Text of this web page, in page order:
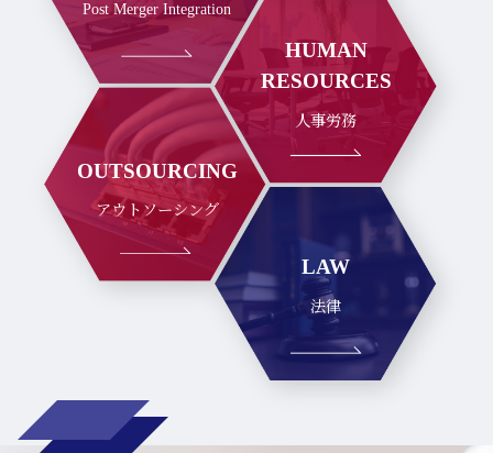
Post Merger Integration
HUMAN
RESOURCES
人事労務
OUTSOURCING
アウトソーシング
LAW
法律